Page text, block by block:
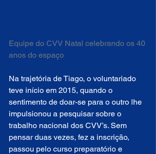
Equipe do CVV Natal celebrando os 40
anos do espaço
Na trajetória de Tiago, o voluntariado
teve início em 2015, quando o
sentimento de doar-se para o outro lhe
impulsionou a pesquisar sobre o
trabalho nacional dos CVV’s. Sem
pensar duas vezes, fez a inscrição,
passou pelo curso preparatório e